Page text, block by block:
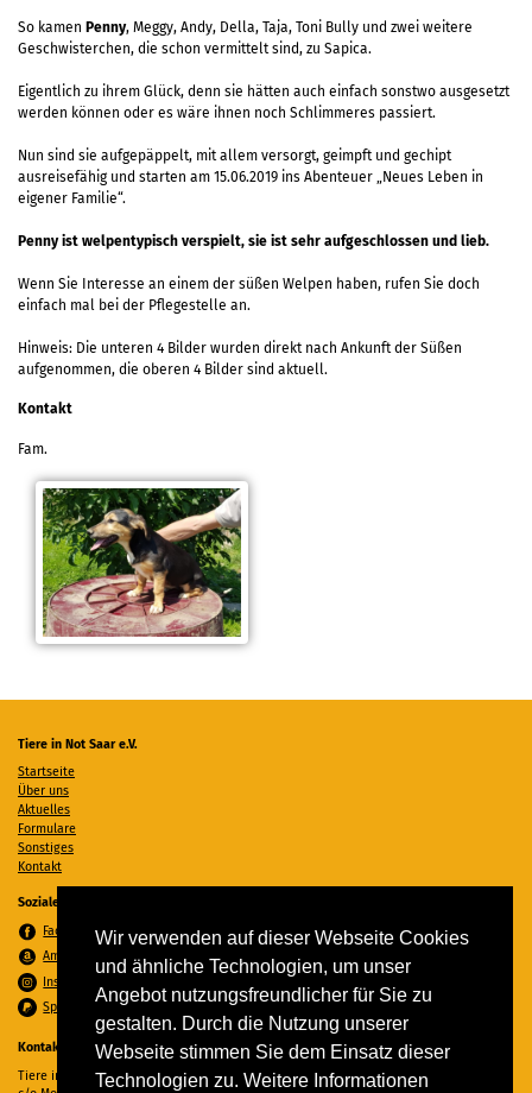
Wir verwenden auf dieser Webseite Cookies
und ähnliche Technologien, um unser
Angebot nutzungsfreundlicher für Sie zu
gestalten. Durch die Nutzung unserer
Webseite stimmen Sie dem Einsatz dieser
Technologien zu. Weitere Informationen
So kamen Penny, Meggy, Andy, Della, Taja, Toni Bully und zwei weitere
Geschwisterchen, die schon vermittelt sind, zu Sapica.
Eigentlich zu ihrem Glück, denn sie hätten auch einfach sonstwo ausgesetzt
werden können oder es wäre ihnen noch Schlimmeres passiert.
Nun sind sie aufgepäppelt, mit allem versorgt, geimpft und gechipt
ausreisefähig und starten am 15.06.2019 ins Abenteuer „Neues Leben in
eigener Familie“.
Penny ist welpentypisch verspielt, sie ist sehr aufgeschlossen und lieb.
Wenn Sie Interesse an einem der süßen Welpen haben, rufen Sie doch
einfach mal bei der Pflegestelle an.
Hinweis: Die unteren 4 Bilder wurden direkt nach Ankunft der Süßen
aufgenommen, die oberen 4 Bilder sind aktuell.
Kontakt
Fam.
Tiere in Not Saar e.V.
Startseite
Über uns
Aktuelles
Formulare
Sonstiges
Kontakt
Soziale Medien
Facebook
Amazon Wunschzettel
Instagram
Spenden per PayPal
Kontakt
Tiere in Not Saar e.V.